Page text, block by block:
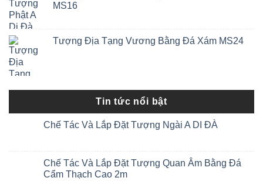
MS16
Tượng Địa Tạng Vương Bằng Đá Xám MS24
Tin tức nổi bật
Chế Tác Và Lắp Đặt Tượng Ngài A DI ĐÀ
Chế Tác Và Lắp Đặt Tượng Quan Âm Bằng Đá
Cẩm Thạch Cao 2m